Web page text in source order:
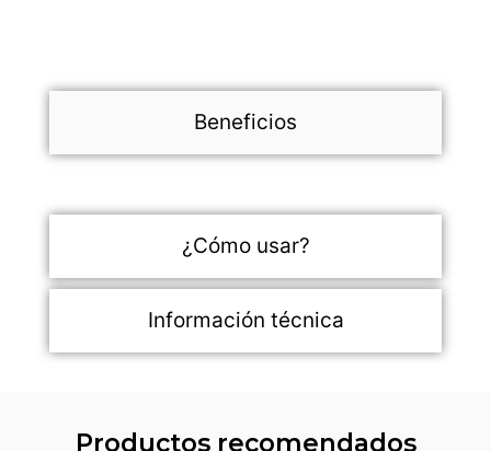
Beneficios
¿Cómo usar?
Información técnica
Productos recomendados